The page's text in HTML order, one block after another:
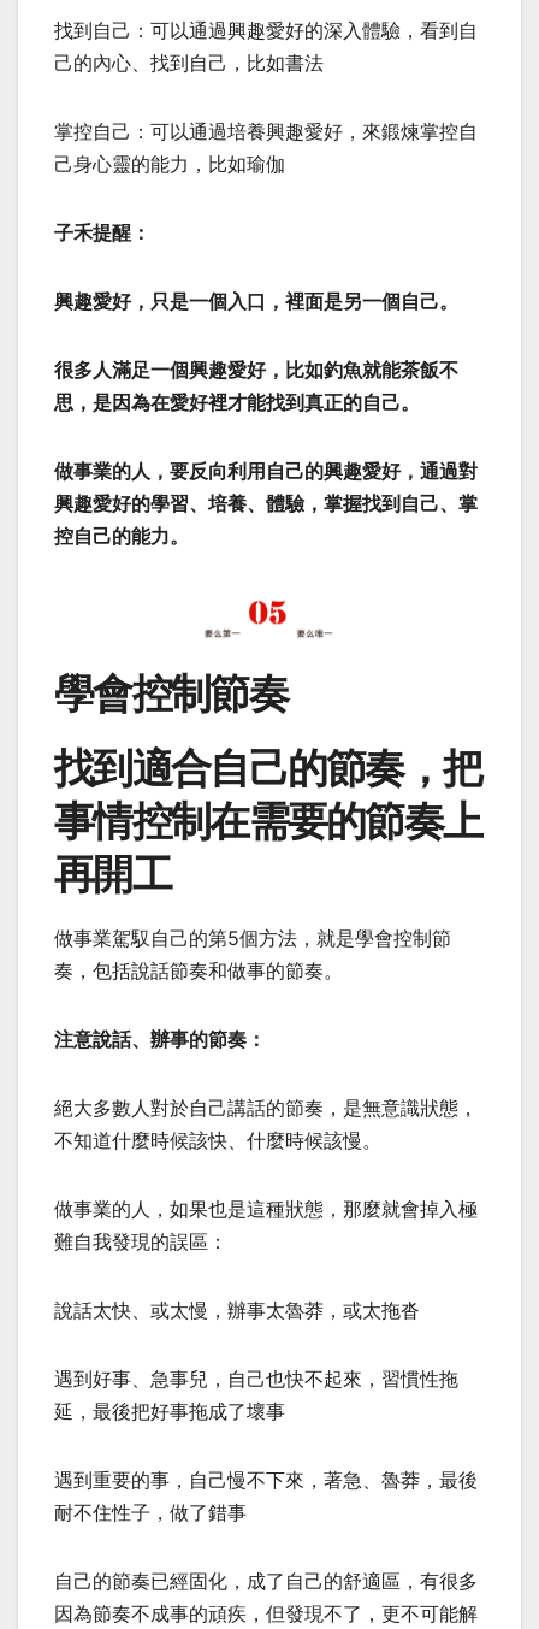
找到自己：可以通過興趣愛好的深入體驗，看到自
己的內心、找到自己，比如書法
掌控自己：可以通過培養興趣愛好，來鍛煉掌控自
己身心靈的能力，比如瑜伽
子禾提醒：
興趣愛好，只是一個入口，裡面是另一個自己。
很多人滿足一個興趣愛好，比如釣魚就能茶飯不
思，是因為在愛好裡才能找到真正的自己。
做事業的人，要反向利用自己的興趣愛好，通過對
興趣愛好的學習、培養、體驗，掌握找到自己、掌
控自己的能力。
學會控制節奏
找到適合自己的節奏，把
事情控制在需要的節奏上
再開工
做事業駕馭自己的第5個方法，就是學會控制節
奏，包括說話節奏和做事的節奏。
注意說話、辦事的節奏：
絕大多數人對於自己講話的節奏，是無意識狀態，
不知道什麼時候該快、什麼時候該慢。
做事業的人，如果也是這種狀態，那麼就會掉入極
難自我發現的誤區：
說話太快、或太慢，辦事太魯莽，或太拖沓
遇到好事、急事兒，自己也快不起來，習慣性拖
延，最後把好事拖成了壞事
遇到重要的事，自己慢不下來，著急、魯莽，最後
耐不住性子，做了錯事
自己的節奏已經固化，成了自己的舒適區，有很多
因為節奏不成事的頑疾，但發現不了，更不可能解